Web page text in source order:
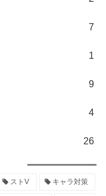
7
1
9
4
26
ストV キャラ対策